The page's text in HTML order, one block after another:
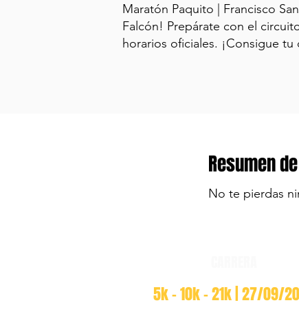
Maratón Paquito | Francisco
Falcón! Prepárate con el
horarios oficiales. ¡Consigue tu
Resumen
No te pierdas
5k - 10k - 21k | 27/09/